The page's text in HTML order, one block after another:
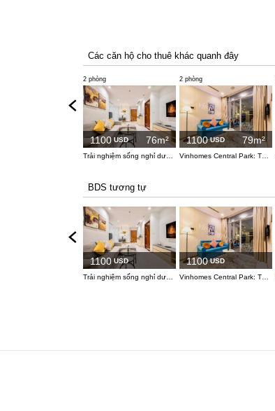
Các căn hộ cho thuê khác quanh đây
2 phòng
1100 USD 76m²
2 phòng
1100USD 79m²
BDS tương tự
1100 USD 1100USD